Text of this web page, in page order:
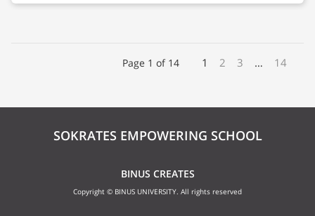
Page 1 of 14 1 2 3 … 14
SOKRATES EMPOWERING SCHOOL
BINUS CREATES
Copyright © BINUS UNIVERSITY. All rights reserved